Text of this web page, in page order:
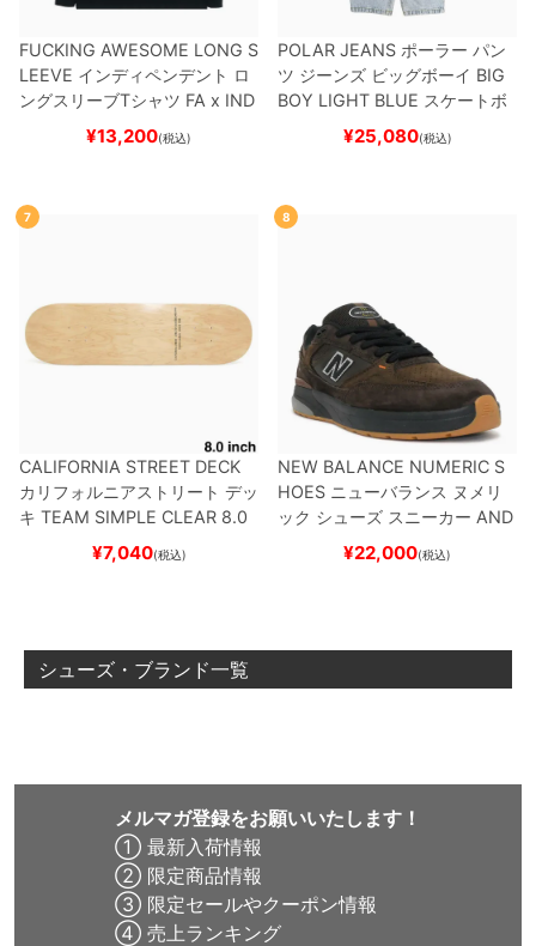
FUCKING AWESOME LONG S
LEEVE インディペンデント ロ
ングスリーブTシャツ FA x IND
EPENDENTHOSTAGE
スケートボード スケボー
¥13,200(税込)
POLAR JEANS ポーラー パン
ツ ジーンズ ビッグボーイ BIG
BOY LIGHT BLUE スケートボ
ード スケボー
¥25,080(税込)
7
CALIFORNIA STREET DECK
カリフォルニアストリート デッ
キ TEAM SIMPLE CLEAR 8.0
ブランク（DSM）
ード スケボー
¥7,040(税込)
8
NEW BALANCE NUMERIC S
HOES ニューバランス ヌメリ
ック シューズ スニーカー AND
REW REYNOLDS 933
BROWN/BLACKスケート
¥22,000(税込)
シューズ・ブランド一覧
メルマガ登録をお願いいたします！
① 最新入荷情報
② 限定商品情報
③ 限定セールやクーポン情報
④ 売上ランキング